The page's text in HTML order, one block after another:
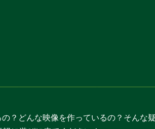
？どんな映像を作っているの？そんな